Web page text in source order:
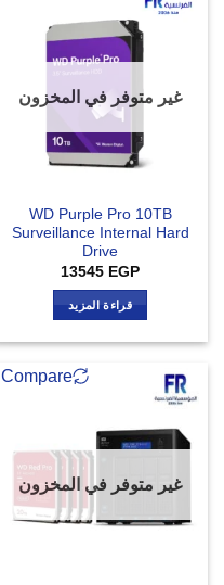
غير متوفر في المخزون
WD Purple Pro 10TB
Surveillance Internal Hard
Drive
13545 EGP
قراءة المزيد
Compare
غير متوفر في المخزون